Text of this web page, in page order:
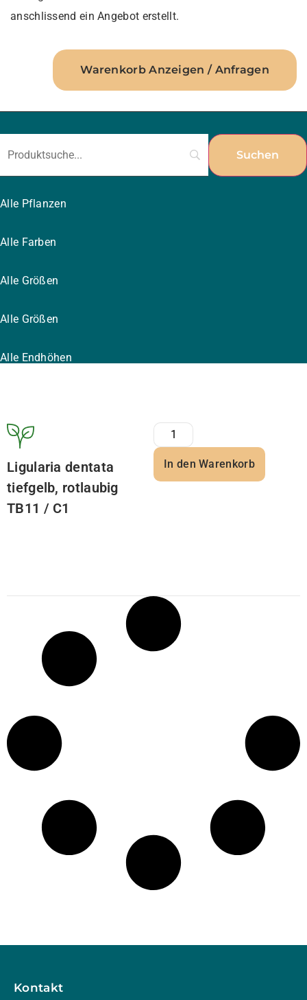
anschlissend ein Angebot erstellt.
Warenkorb Anzeigen / Anfragen
Alle Pflanzen
Alle Farben
Alle Größen
Alle Größen
Alle Endhöhen
Ligularia dentata
tiefgelb, rotlaubig
TB11 / C1
In den Warenkorb
Kontakt